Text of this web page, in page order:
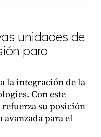
unidades de
para
la integración de la
Con este
su posición
para el